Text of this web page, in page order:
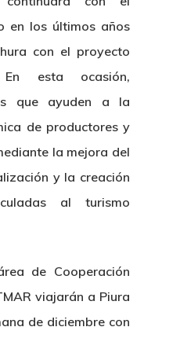
en los últimos años
con el proyecto
En esta ocasión,
que ayuden a la
de productores y
la mejora del
y la creación
al turismo
de Cooperación
viajarán a Piura
de diciembre con